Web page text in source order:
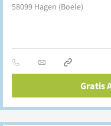
58099 Hagen (Boele)
Gratis